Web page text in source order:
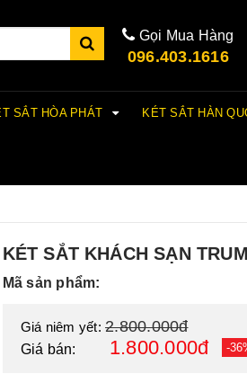
Gọi Mua Hàng
096.403.1616
SẮT HÒA PHÁT KÉT SẮT HÀN
KÉT SẮT KHÁCH SẠN
Mã sản phẩm:
Giá niêm yết: 2.800.000đ
Giá bán: 1.800.000đ -